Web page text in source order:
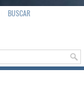
BUSCAR